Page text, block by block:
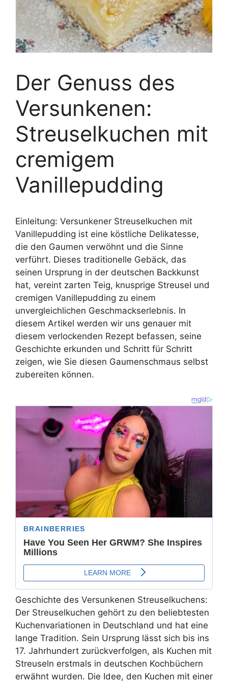
Der Genuss des
Versunkenen:
Streuselkuchen mit
cremigem
Vanillepudding
Einleitung: Versunkener Streuselkuchen mit
Vanillepudding ist eine köstliche Delikatesse,
die den Gaumen verwöhnt und die Sinne
verführt. Dieses traditionelle Gebäck, das
seinen Ursprung in der deutschen Backkunst
hat, vereint zarten Teig, knusprige Streusel und
cremigen Vanillepudding zu einem
unvergleichlichen Geschmackserlebnis. In
diesem Artikel werden wir uns genauer mit
diesem verlockenden Rezept befassen, seine
Geschichte erkunden und Schritt für Schritt
zeigen, wie Sie diesen Gaumenschmaus selbst
zubereiten können.
Geschichte des Versunkenen Streuselkuchens:
Der Streuselkuchen gehört zu den beliebtesten
Kuchenvariationen in Deutschland und hat eine
lange Tradition. Sein Ursprung lässt sich bis ins
17. Jahrhundert zurückverfolgen, als Kuchen mit
Streuseln erstmals in deutschen Kochbüchern
erwähnt wurden. Die Idee, den Kuchen mit einer